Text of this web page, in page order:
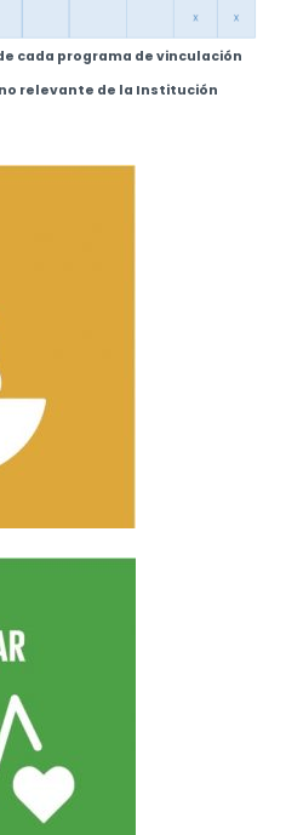
cada programa de vinculación
relevante de la Institución